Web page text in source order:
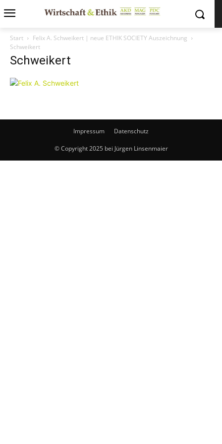
Start
Felix A. Schweikert | neue ETHIK SOCIETY Auszeichnung
Schweikert
Schweikert
Impressum Datenschutz
© Copyright 2025 bei Jürgen Linsenmaier